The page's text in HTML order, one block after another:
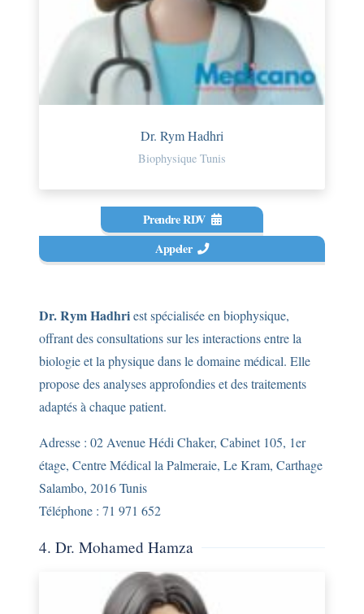
Dr. Rym Hadhri
Biophysique Tunis
Prendre RDV
Appeler
Dr. Rym Hadhriest spécialisée en biophysique,
offrant des consultations sur les interactions entre la
biologie et la physique dans le domaine médical. Elle
propose des analyses approfondies et des traitements
adaptés à chaque patient.
Adresse : 02 Avenue Hédi Chaker, Cabinet 105, 1er
étage, Centre Médical la Palmeraie, Le Kram, Carthage
Salambo, 2016 Tunis
Téléphone : 71 971 652
4. Dr. Mohamed Hamza